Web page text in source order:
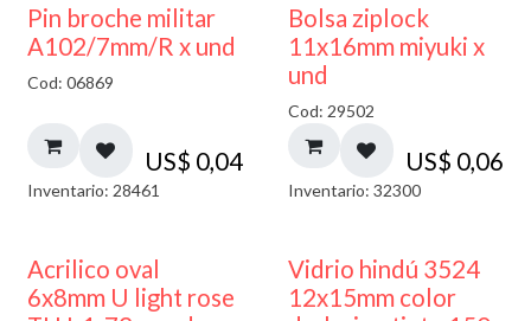
Pin broche militar
A102/7mm/R x und
Cod: 06869
US$ 0,04
Inventario: 28461
¡NUEVO!
Bolsa ziplock
11x16mm miyuki x
und
Cod: 29502
US$ 0,06
Inventario: 32300
Acrilico oval
6x8mm U light rose
Vidrio hindú 3524
12x15mm color